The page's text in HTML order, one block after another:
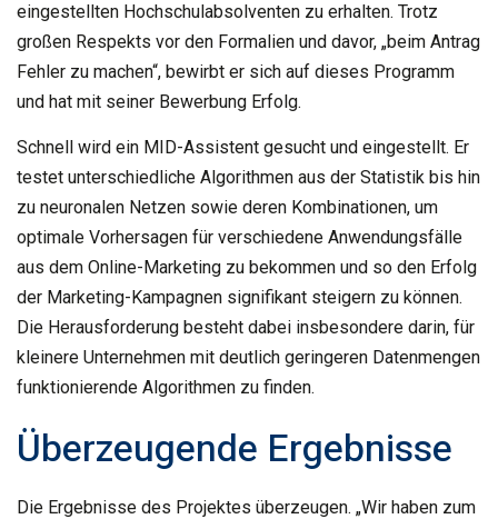
eingestellten Hochschulabsolventen zu erhalten. Trotz
großen Respekts vor den Formalien und davor, „beim Antrag
Fehler zu machen“, bewirbt er sich auf dieses Programm
und hat mit seiner Bewerbung Erfolg.
Schnell wird ein MID-Assistent gesucht und eingestellt. Er
testet unterschiedliche Algorithmen aus der Statistik bis hin
zu neuronalen Netzen sowie deren Kombinationen, um
optimale Vorhersagen für verschiedene Anwendungsfälle
aus dem Online-Marketing zu bekommen und so den Erfolg
der Marketing-Kampagnen signifikant steigern zu können.
Die Herausforderung besteht dabei insbesondere darin, für
kleinere Unternehmen mit deutlich geringeren Datenmengen
funktionierende Algorithmen zu finden.
Überzeugende Ergebnisse
Die Ergebnisse des Projektes überzeugen. „Wir haben zum